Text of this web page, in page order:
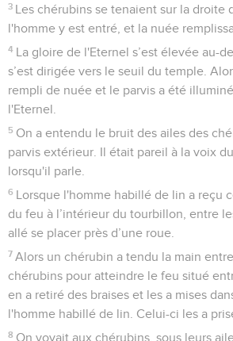
3 Les chérubins se tenaient sur la droite
l'homme y est entré, et la nuée
4 La gloire de l'Eternel s’est élevée au-
s’est dirigée vers le seuil du temple.
rempli de nuée et le parvis a été
l'Eternel.
5 On a entendu le bruit des ailes des
parvis extérieur. Il était pareil à la voix
lorsqu'il parle.
6 Lorsque l'homme habillé de lin a reçu
du feu à l’intérieur du tourbillon, entre
allé se placer près d’une roue.
7 Alors un chérubin a tendu la main
chérubins pour atteindre le feu situé
en a retiré des braises et les a mises
l'homme habillé de lin. Celui-ci les a
8 On voyait aux chérubins, sous leurs